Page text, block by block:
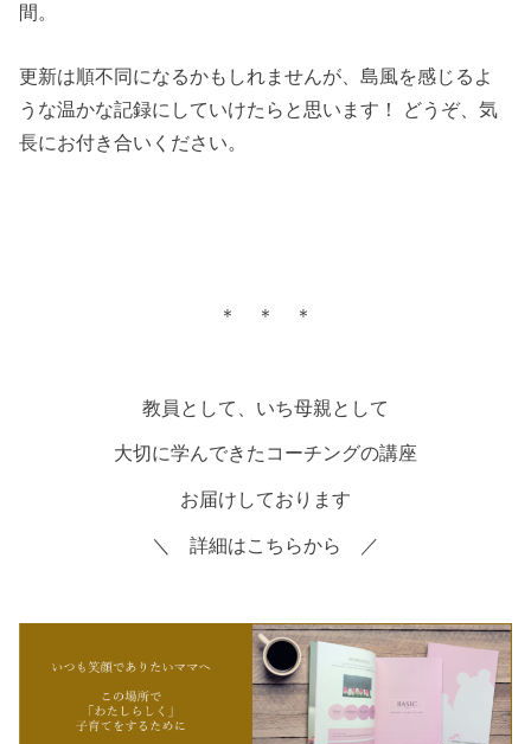
間。
更新は順不同になるかもしれませんが、島風を感じるよ
うな温かな記録にしていけたらと思います！ どうぞ、気
長にお付き合いください。
＊ ＊ ＊
教員として、いち母親として
大切に学んできたコーチングの講座
お届けしております
＼ 詳細はこちらから ／